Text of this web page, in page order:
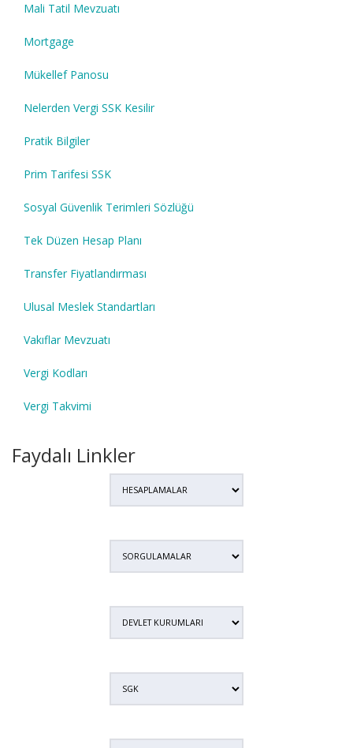
Mali Tatil Mevzuatı
Mortgage
Mükellef Panosu
Nelerden Vergi SSK Kesilir
Pratik Bilgiler
Prim Tarifesi SSK
Sosyal Güvenlik Terimleri Sözlüğü
Tek Düzen Hesap Planı
Transfer Fiyatlandırması
Ulusal Meslek Standartları
Vakıflar Mevzuatı
Vergi Kodları
Vergi Takvimi
Faydalı Linkler